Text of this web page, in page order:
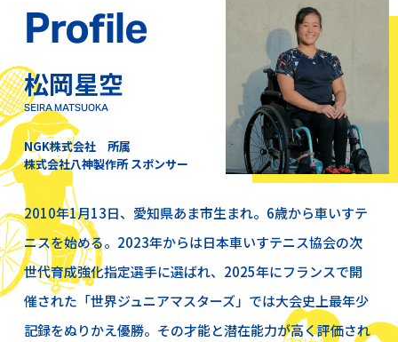
Profile
松岡星空
SEIRA MATSUOKA
NGK株式会社 所属
株式会社八神製作所 スポンサー
2010年1月13日、愛知県あま市生まれ。6歳から車いすテ
ニスを始める。2023年からは日本車いすテニス協会の次
世代育成強化指定選手に選ばれ、2025年にフランスで開
催された「世界ジュニアマスターズ」では大会史上最年少
記録をぬりかえ優勝。その才能と潜在能力が高く評価され